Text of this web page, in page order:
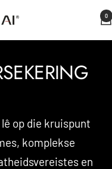
0
op die kruispunt
komplekse
en